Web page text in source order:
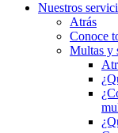
Nuestros
Atrás
Conoce
Multas y